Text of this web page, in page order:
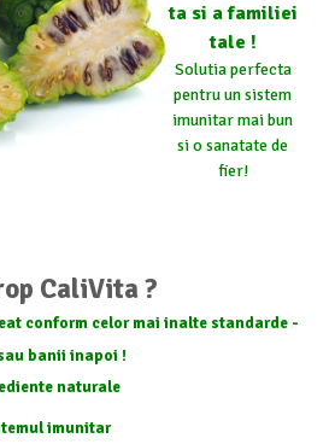
ta si a familiei
tale !
Solutia perfecta
pentru un sistem
imunitar mai bun
si o sanatate de
fier!
CaliVita ?
conform celor mai inalte standarde -
banii inapoi !
naturale
imunitar